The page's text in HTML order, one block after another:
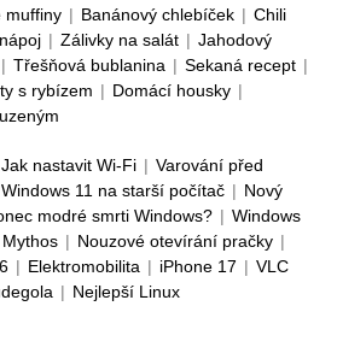
muffiny | Banánový chlebíček | Chili
| Zálivky na salát | Jahodový
| Třešňová bublanina | Sekaná recept |
s rybízem | Domácí housky |
Jak nastavit Wi-Fi | Varování před
11 na starší počítač | Nový
modré smrti Windows? | Windows
| Nouzové otevírání pračky |
| Elektromobilita | iPhone 17 | VLC
| Nejlepší Linux